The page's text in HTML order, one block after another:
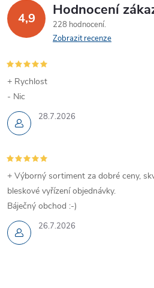
4,9 Hodnocení
228 hodnocení
Zobrazit recenze
28.7.2026
+ Rychlost
- Nic
26.7.2026
+ Výborný sortiment za dobré ceny,
bleskové vyřízení objednávky.
Báječný obchod :-)